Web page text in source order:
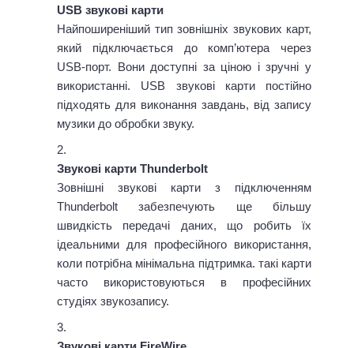
USB звукові карти
Найпоширеніший тип зовнішніх звукових карт,
який підключається до комп’ютера через
USB-порт. Вони доступні за ціною і зручні у
використанні. USB звукові карти постійно
підходять для виконання завдань, від запису
музики до обробки звуку.
Звукові карти Thunderbolt
Зовнішні звукові карти з підключенням
Thunderbolt забезпечують ще більшу
швидкість передачі даних, що робить їх
ідеальними для професійного використання,
коли потрібна мінімальна підтримка. такі карти
часто використовуються в професійних
студіях звукозапису.